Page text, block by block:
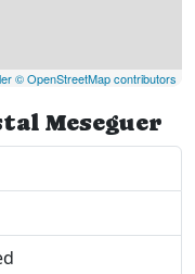
© OpenStreetMap contributors
Meseguer